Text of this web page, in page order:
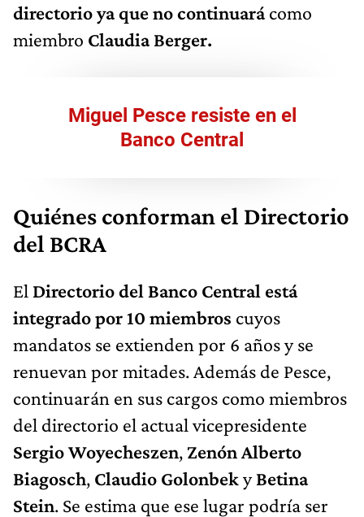
directorio ya que no continuarácomo
miembro Claudia Berger.
Miguel Pesce resiste en el
Banco Central
Quiénes conforman el Directorio
del BCRA
El Directorio del Banco Central está
integrado por 10 miembros cuyos
mandatos se extienden por 6 años y se
renuevan por mitades. Además de Pesce,
continuarán en sus cargos como miembros
del directorio el actual vicepresidente
Sergio Woyecheszen, Zenón Alberto
Biagosch, Claudio GolonbekyBetina
Stein. Se estima que ese lugar podría ser